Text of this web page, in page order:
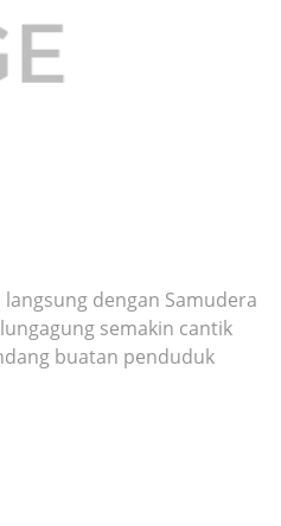
dengan Samudera
semakin cantik
buatan penduduk